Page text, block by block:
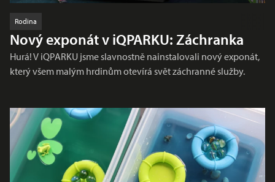
Rodina
Nový exponát v iQPARKU: Záchranka
Hurá! V iQPARKU jsme slavnostně nainstalovali nový exponát,
který všem malým hrdinům otevírá svět záchranné služby.